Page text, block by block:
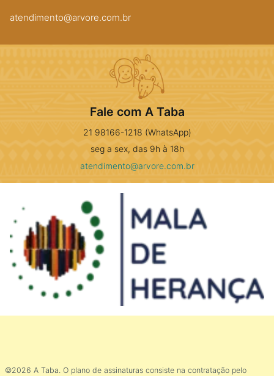
atendimento@arvore.com.br
Fale com A Taba
21 98166-1218 (WhatsApp)
seg a sex, das 9h à 18h
atendimento@arvore.com.br
©2026 A Taba. O plano de assinaturas consiste na contratação pelo